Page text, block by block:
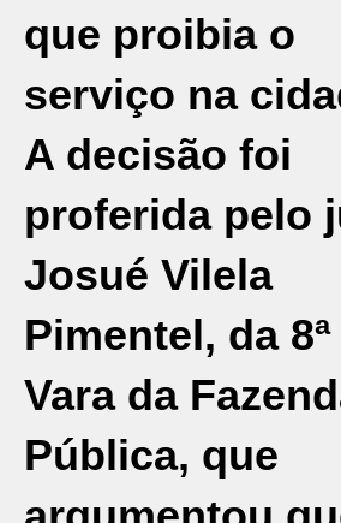
que proibia o
serviço na
A decisão foi
proferida pelo
Josué Vilela
Pimentel, da 8ª
Vara da
Pública, que